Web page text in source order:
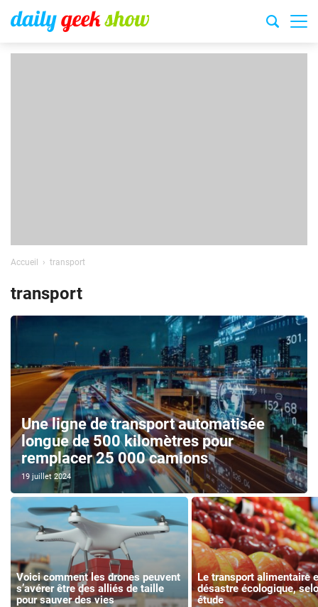
Accueil transport
transport
Une ligne de transport automatisée
longue de 500 kilomètres pour
remplacer 25 000 camions
19 juillet 2024
Voici comment les drones peuvent
s’avérer être des alliés de taille
pour sauver des vies
Le transport alimentaire
désastre écologique,
étude